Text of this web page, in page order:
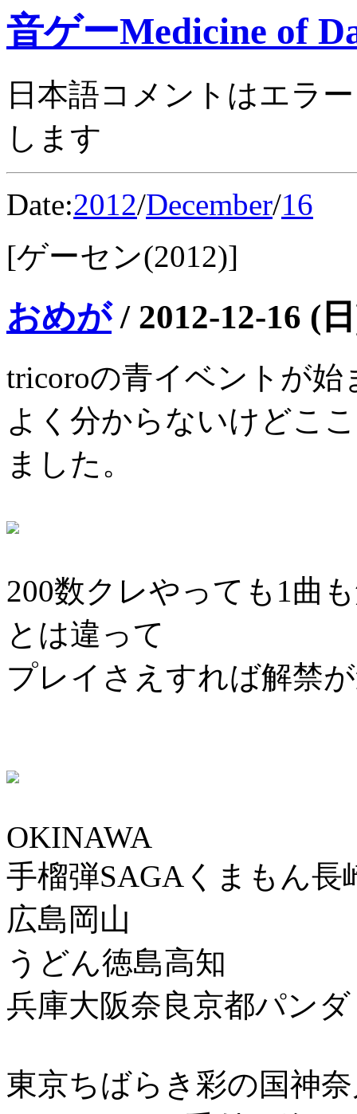
音ゲーMedicine of
日本語コメントはエラ
します
Date:2012/December/16
[ゲーセン(2012)]
おめが/ 2012-12-16 (
tricoroの青イベントが
よく分からないけどこ
ました。
200数クレやっても1曲
とは違って
プレイさえすれば解禁
OKINAWA
手榴弾SAGAくまもん長
広島岡山
うどん徳島高知
兵庫大阪奈良京都パンダ
東京ちばらき彩の国神